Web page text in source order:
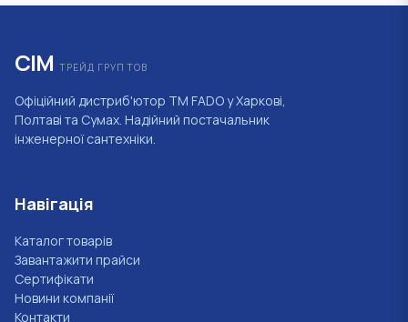
СІМ ТРЕЙД ГРУП ТОВ
Офіційний дистриб'ютор ТМ FADO у Харкові,
Полтаві та Сумах. Надійний постачальник
інженерної сантехніки.
Навігація
Каталог товарів
Завантажити прайси
Сертифікати
Новини компанії
Контакти